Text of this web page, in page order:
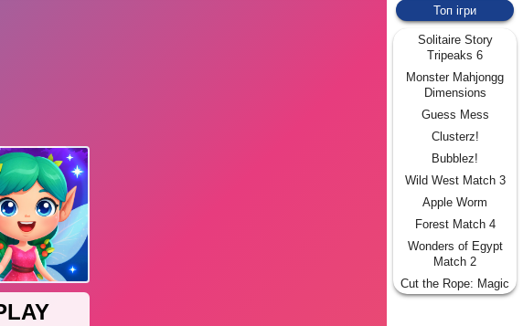
Топ ігри
Solitaire Story
Tripeaks 6
Monster Mahjongg
Dimensions
Guess Mess
Clusterz!
Bubblez!
Wild West Match 3
Apple Worm
Forest Match 4
Wonders of Egypt
Match 2
Cut the Rope: Magic